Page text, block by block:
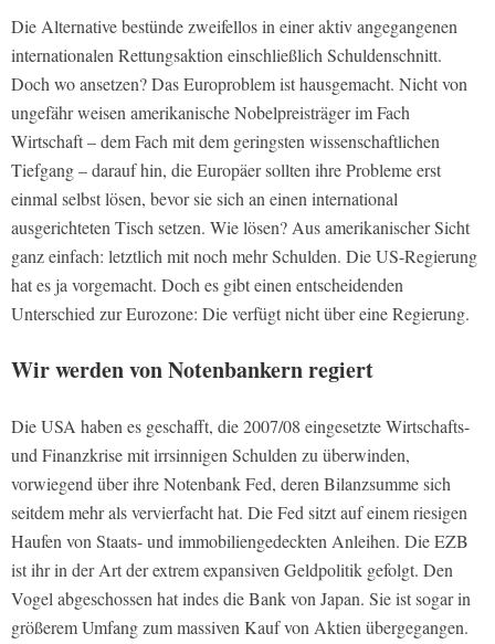
Die Alternative bestünde zweifellos in einer aktiv angegangenen
internationalen Rettungsaktion einschließlich Schuldenschnitt.
Doch wo ansetzen? Das Europroblem ist hausgemacht. Nicht von
ungefähr weisen amerikanische Nobelpreisträger im Fach
Wirtschaft – dem Fach mit dem geringsten wissenschaftlichen
Tiefgang – darauf hin, die Europäer sollten ihre Probleme erst
einmal selbst lösen, bevor sie sich an einen international
ausgerichteten Tisch setzen. Wie lösen? Aus amerikanischer Sicht
ganz einfach: letztlich mit noch mehr Schulden. Die US-Regierung
hat es ja vorgemacht. Doch es gibt einen entscheidenden
Unterschied zur Eurozone: Die verfügt nicht über eine Regierung.
Wir werden von Notenbankern regiert
Die USA haben es geschafft, die 2007/08 eingesetzte Wirtschafts-
und Finanzkrise mit irrsinnigen Schulden zu überwinden,
vorwiegend über ihre Notenbank Fed, deren Bilanzsumme sich
seitdem mehr als vervierfacht hat. Die Fed sitzt auf einem riesigen
Haufen von Staats- und immobiliengedeckten Anleihen. Die EZB
ist ihr in der Art der extrem expansiven Geldpolitik gefolgt. Den
Vogel abgeschossen hat indes die Bank von Japan. Sie ist sogar in
größerem Umfang zum massiven Kauf von Aktien übergegangen.